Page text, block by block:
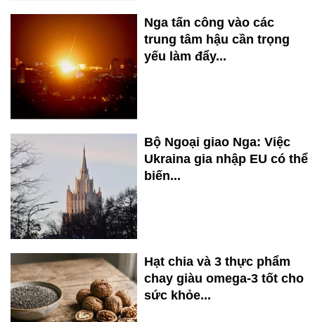
Nga tấn công vào các
trung tâm hậu cần trọng
yếu làm đẩy...
Bộ Ngoại giao Nga: Việc
Ukraina gia nhập EU có thể
biến...
Hạt chia và 3 thực phẩm
chay giàu omega-3 tốt cho
sức khỏe...